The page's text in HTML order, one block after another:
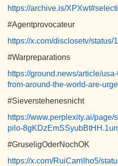
https://archive.is/
#Agentprovocateur
https://x.com/disclosetv/
#Warpreparations
https://ground.news/article/
from-around-the-world-are-
#Sieverstehenesnicht
https://www.perplexity.ai/
pilo-
#GruseligOderNochOK
https://x.com/RuiCarrilho5/